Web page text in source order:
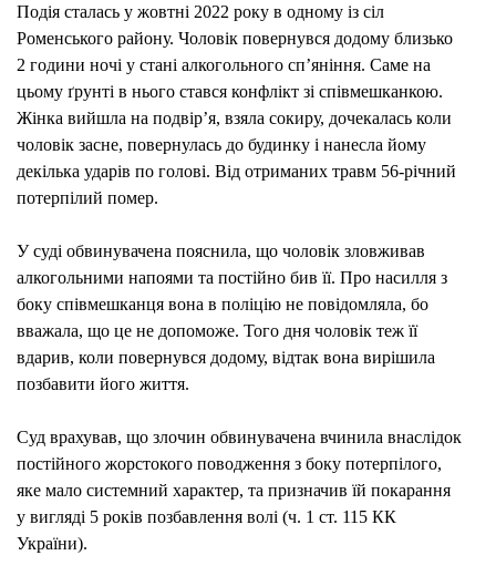
Подія сталась у жовтні 2022 року в одному із сіл
Роменського району. Чоловік повернувся додому близько
2 години ночі у стані алкогольного сп’яніння. Саме на
цьому ґрунті в нього стався конфлікт зі співмешканкою.
Жінка вийшла на подвір’я, взяла сокиру, дочекалась коли
чоловік засне, повернулась до будинку і нанесла йому
декілька ударів по голові. Від отриманих травм 56-річний
потерпілий помер.
У суді обвинувачена пояснила, що чоловік зловживав
алкогольними напоями та постійно бив її. Про насилля з
боку співмешканця вона в поліцію не повідомляла, бо
вважала, що це не допоможе. Того дня чоловік теж її
вдарив, коли повернувся додому, відтак вона вирішила
позбавити його життя.
Суд врахував, що злочин обвинувачена вчинила внаслідок
постійного жорстокого поводження з боку потерпілого,
яке мало системний характер, та призначив їй покарання
у вигляді 5 років позбавлення волі (ч. 1 ст. 115 КК
України).